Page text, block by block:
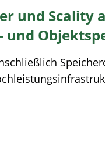
und Scality
und